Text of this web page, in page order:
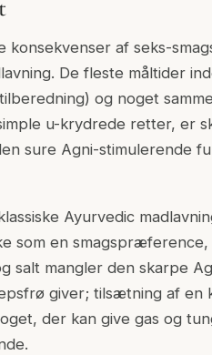
konsekvenser af seks-
De fleste måltider
og noget
u-krydrede retter, er
sure Agni-stimulerende
Ayurvedic
som en
salt mangler den skarpe
giver; tilsætning af en
der kan give gas og